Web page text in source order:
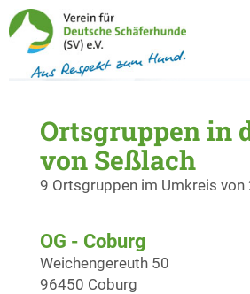
Ortsgruppen in
von Seßlach
9 Ortsgruppen im Umkreis
OG - Coburg
Weichengereuth 50
96450 Coburg